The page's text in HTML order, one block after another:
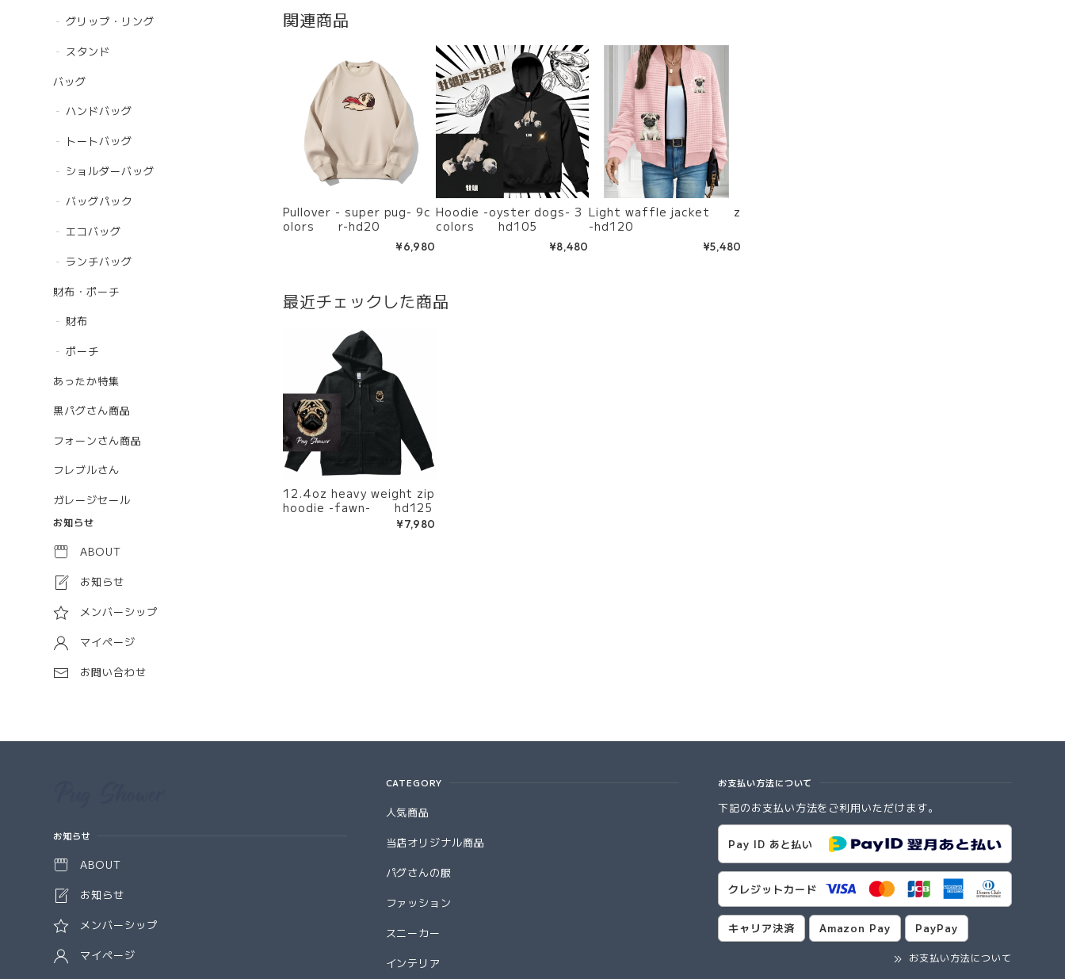
グリップ・リング
スタンド
バッグ
ハンドバッグ
トートバッグ
ショルダーバッグ
バッグパック
エコバッグ
ランチバッグ
財布・ポーチ
財布
ポーチ
あったか特集
黒パグさん商品
フォーンさん商品
フレブルさん
ガレージセール
お知らせ
ABOUT
お知らせ
メンバーシップ
マイページ
お問い合わせ
関連商品
Pullover - super pug- 9c
olors r-hd20
¥6,980
Hoodie -oyster dogs- 3
colors hd105
¥8,480
Light waffle jacket z
-hd120
¥5,480
最近チェックした商品
12.4oz heavy weight zip
hoodie -fawn- hd125
¥7,980
お知らせ
ABOUT
お知らせ
メンバーシップ
マイページ
CATEGORY
人気商品
当店オリジナル商品
パグさんの服
ファッション
スニーカー
インテリア
お支払い方法について
下記のお支払い方法をご利用いただけます。
Pay ID あと払い
クレジットカード
キャリア決済 Amazon Pay PayPay
お支払い方法について